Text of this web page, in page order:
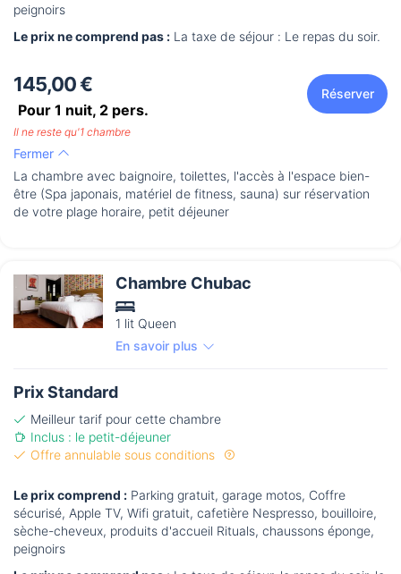
peignoirs
Le prix ne comprend pas : La taxe de séjour : Le repas du soir.
145,00 €
Pour 1 nuit, 2 pers.
Réserver
Il ne reste qu'1 chambre
Fermer
La chambre avec baignoire, toilettes, l'accès à l'espace bien-
être (Spa japonais, matériel de fitness, sauna) sur réservation
de votre plage horaire, petit déjeuner
Chambre Chubac
1 lit Queen
En savoir plus
Prix Standard
Meilleur tarif pour cette chambre
Inclus : le petit-déjeuner
Offre annulable sous conditions
Le prix comprend : Parking gratuit, garage motos, Coffre
sécurisé, Apple TV, Wifi gratuit, cafetière Nespresso, bouilloire,
sèche-cheveux, produits d'accueil Rituals, chaussons éponge,
peignoirs